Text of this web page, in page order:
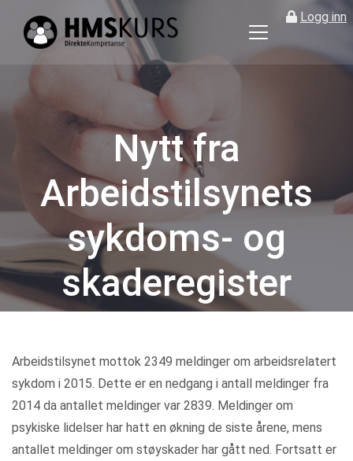
Logg inn
ledere
og
verneombud
Nytt fra
Arbeidstilsynets
sykdoms- og
skaderegister
Arbeidstilsynet mottok 2349 meldinger om arbeidsrelatert
sykdom i 2015. Dette er en nedgang i antall meldinger fra
2014 da antallet meldinger var 2839. Meldinger om
psykiske lidelser har hatt en økning de siste årene, mens
antallet meldinger om støyskader har gått ned. Fortsatt er